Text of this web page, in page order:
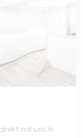
mit uns in